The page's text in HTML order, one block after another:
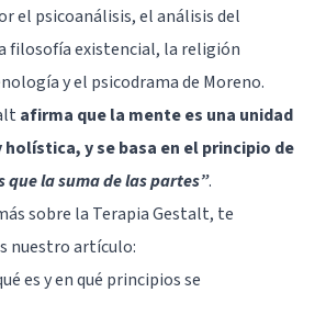
el psicoanálisis, el análisis del
filosofía existencial, la religión
y el psicodrama de Moreno.
afirma que la mente es una unidad
y se basa en el principio de
que la suma de las partes”.
sobre la Terapia Gestalt, te
nuestro artículo:
es y en qué principios se